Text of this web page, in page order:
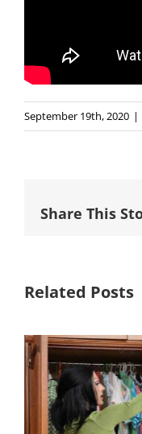
September 19th, 2020 |
Share This
Related Posts